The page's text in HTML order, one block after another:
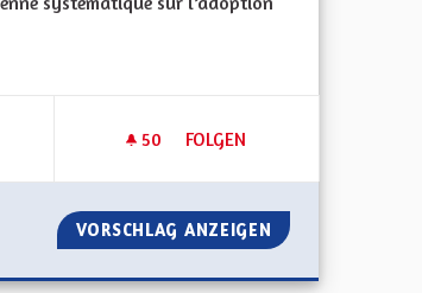
50 50 FOLLOWER
FOLGEN
CONSULTATION CITOYENNE
VORSCHLAG ANZEIGEN CONSULTATION